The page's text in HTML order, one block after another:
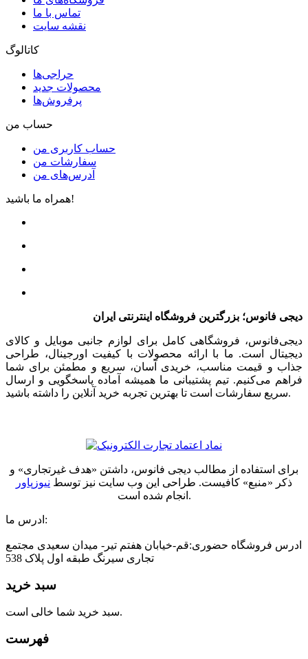
تماس با ما
نقشه سایت
کاتالوگ
حراجی‌ها
محصولات جدید
پرفروش‌ها
حساب من
حساب کاربری من
سفارشات من
آدرس‌های من
همراه ما باشید!
دیجی فانوس؛ بزرگترین فروشگاه اینترنتی ایران
دیجی‌فانوس، فروشگاهی کامل برای لوازم جانبی موبایل و کالای
دیجیتال است. ما با ارائه محصولات با کیفیت اورجینال، طراحی
جذاب و قیمت مناسب، خریدی آسان، سریع و مطمئن برای شما
فراهم می‌کنیم. تیم پشتیبانی ما همیشه آماده پاسخگویی و ارسال
سریع سفارشات است تا بهترین تجربه خرید آنلاین را داشته باشید.
برای استفاده از مطالب دیجی فانوس، داشتن «هدف غیرتجاری» و
ذکر «منبع» کافیست. طراحی این وب سایت نیز توسط نیوزپاور
انجام شده است.
ادرس ما:
ادرس فروشگاه حضوری:قم-خیابان هفتم تیر- میدان سعیدی مجتمع
تجاری سیرنگ طبقه اول پلاک 538
سبد خرید
سبد خرید شما خالی است.
فهرست